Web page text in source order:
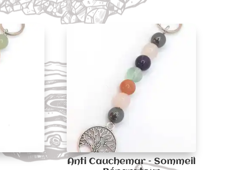
Anti Cauchemar – Sommeil